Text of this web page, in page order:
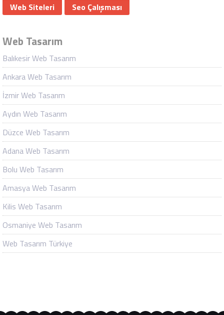
Web Siteleri
Seo Çalışması
Web Tasarım
Balıkesir Web Tasarım
Ankara Web Tasarım
İzmir Web Tasarım
Aydın Web Tasarım
Düzce Web Tasarım
Adana Web Tasarım
Bolu Web Tasarım
Amasya Web Tasarım
Kilis Web Tasarım
Osmaniye Web Tasarım
Web Tasarım Türkiye